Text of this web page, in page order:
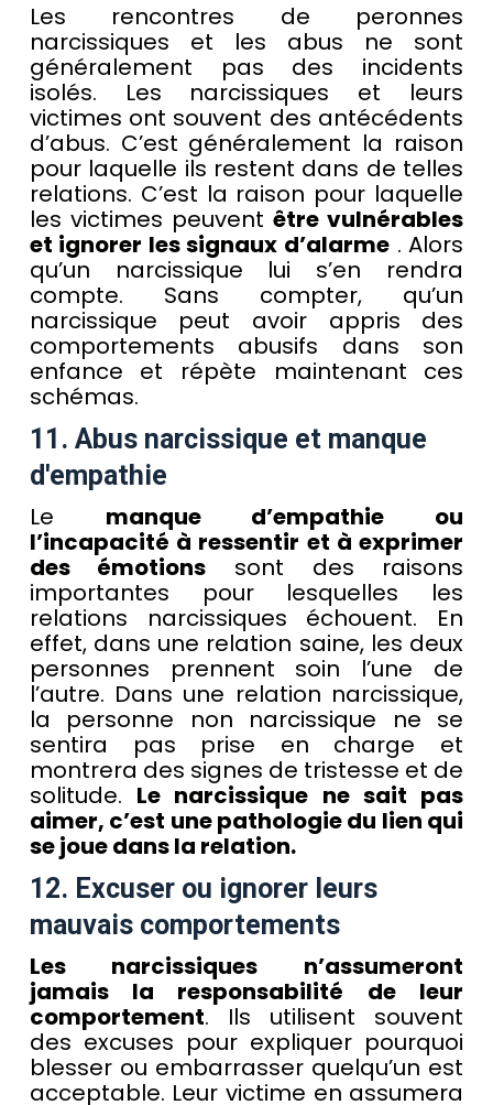
Les rencontres de peronnes
narcissiques et les abus ne sont
généralement pas des incidents
isolés. Les narcissiques et leurs
victimes ont souvent des antécédents
d’abus. C’est généralement la raison
pour laquelle ils restent dans de telles
relations. C’est la raison pour laquelle
les victimes peuventêtre vulnérables
et ignorer les signaux d’alarme . Alors
qu’un narcissique lui s’en rendra
compte. Sans compter, qu’un
narcissique peut avoir appris des
comportements abusifs dans son
enfance et répète maintenant ces
schémas.
11. Abus narcissique et manque
d'empathie
Le manque d’empathie ou
l’incapacité à ressentir et à exprimer
des émotions sont des raisons
importantes pour lesquelles les
relations narcissiques échouent. En
effet, dans une relation saine, les deux
personnes prennent soin l’une de
l’autre. Dans une relation narcissique,
la personne non narcissique ne se
sentira pas prise en charge et
montrera des signes de tristesse et de
solitude. Le narcissique ne sait pas
aimer, c’est une pathologie du lien qui
se joue dans la relation.
12. Excuser ou ignorer leurs
mauvais comportements
Les narcissiques n’assumeront
jamais la responsabilité de leur
comportement. Ils utilisent souvent
des excuses pour expliquer pourquoi
blesser ou embarrasser quelqu’un est
acceptable. Leur victime en assumera